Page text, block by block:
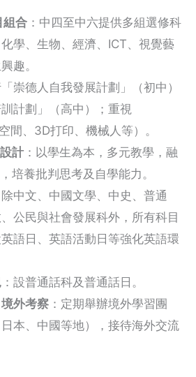
組合 ：中四至中六提供多組選修科
學、生物、經濟、ICT、視覺藝
趣。
「崇德人自我發展計劃」（初中）
計劃」（高中）；重視
間、3D打印、機械人等）。
計 ：以學生為本，多元教學，融
培養批判思考及自學能力。
除中文、中國文學、中史、普通
公民與社會發展科外，所有科目
語日、英語活動日等強化英語環
：設普通話科及普通話日。
外考察 ：定期舉辦境外學習團
日本、中國等地），接待海外交流